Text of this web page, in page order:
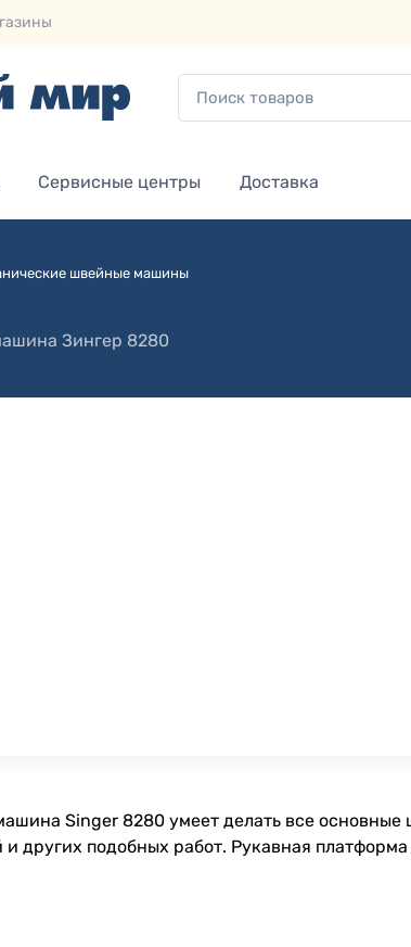
Сервисные центры Доставка
швейные машины
Зингер 8280
Singer 8280 умеет делать все
подобных работ. Рукавная платформа